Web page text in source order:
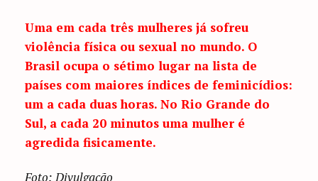
Uma em cada três mulheres já sofreu
violência física ou sexual no mundo. O
Brasil ocupa o sétimo lugar na lista de
países com maiores índices de feminicídios:
um a cada duas horas. No Rio Grande do
Sul, a cada 20 minutos uma mulher é
agredida fisicamente.
Foto: Divulgação